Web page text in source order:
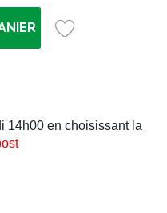
14h00 en choisissant la